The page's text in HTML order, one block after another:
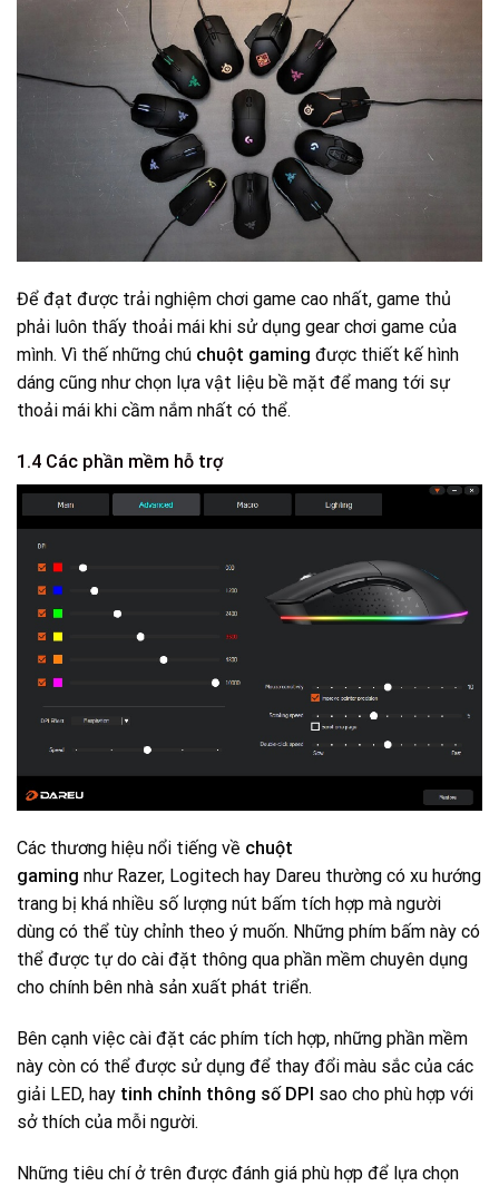
Để đạt được trải nghiệm chơi game cao nhất, game thủ
phải luôn thấy thoải mái khi sử dụng gear chơi game của
mình. Vì thế những chú chuột gaming được thiết kế hình
dáng cũng như chọn lựa vật liệu bề mặt để mang tới sự
thoải mái khi cầm nắm nhất có thể.
1.4 Các phần mềm hỗ trợ
Các thương hiệu nổi tiếng về chuột
gaming như Razer, Logitech hay Dareu thường có xu hướng
trang bị khá nhiều số lượng nút bấm tích hợp mà người
dùng có thể tùy chỉnh theo ý muốn. Những phím bấm này có
thể được tự do cài đặt thông qua phần mềm chuyên dụng
cho chính bên nhà sản xuất phát triển.
Bên cạnh việc cài đặt các phím tích hợp, những phần mềm
này còn có thể được sử dụng để thay đổi màu sắc của các
giải LED, hay tinh chỉnh thông số DPI sao cho phù hợp với
sở thích của mỗi người.
Những tiêu chí ở trên được đánh giá phù hợp để lựa chọn